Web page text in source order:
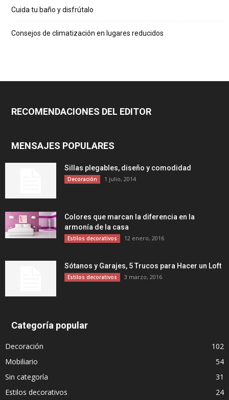
Cuida tu baño y disfrútalo
Consejos de climatización en lugares reducidos
RECOMENDACIONES DEL EDITOR
MENSAJES POPULARES
Sillas plegables, diseño y comodidad
Decoración 1 julio, 2014
Colores que marcan la diferencia en la
armonía de la casa
Estilos decorativos 12 enero, 2016
Sótanos y Garajes, 5 Trucos para Hacer un Loft
Estilos decorativos 3 marzo, 2016
Categoría popular
Decoración
102
Mobiliario
54
Sin categoría
31
Estilos decorativos
24